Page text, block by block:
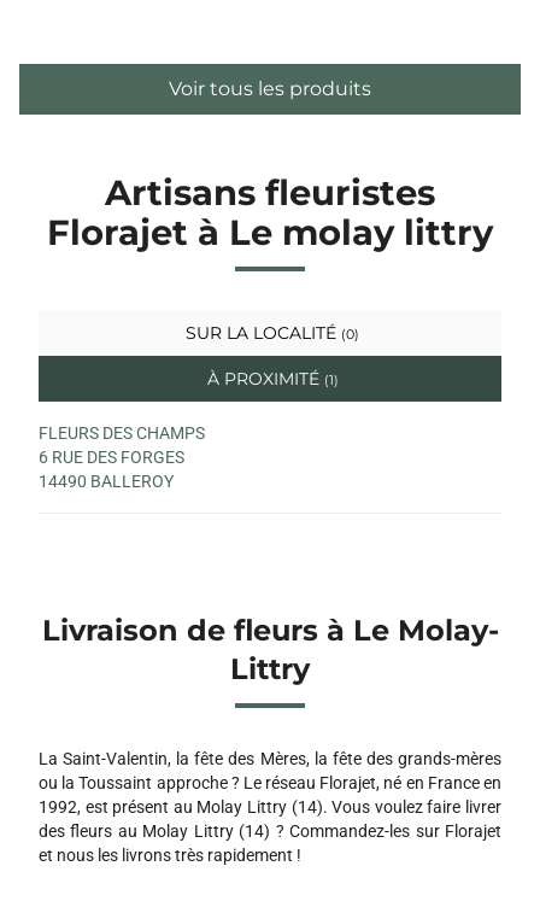
Voir tous les produits
Artisans fleuristes
Florajet à Le molay littry
SUR LA LOCALITÉ (0)
À PROXIMITÉ (1)
FLEURS DES CHAMPS
6 RUE DES FORGES
14490 BALLEROY
Livraison de fleurs à Le Molay-
Littry
La Saint-Valentin, la fête des Mères, la fête des grands-mères
ou la Toussaint approche ? Le réseau Florajet, né en France en
1992, est présent au Molay Littry (14). Vous voulez faire livrer
des fleurs au Molay Littry (14) ? Commandez-les sur Florajet
et nous les livrons très rapidement !